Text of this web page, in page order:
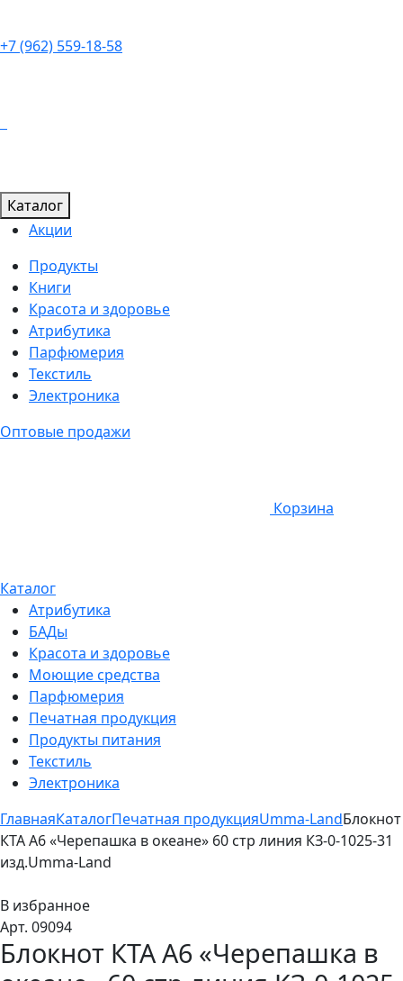
+7 (962) 559-18-58
Каталог
Акции
Продукты
Книги
Красота и здоровье
Атрибутика
Парфюмерия
Текстиль
Электроника
Оптовые продажи
Корзина
Каталог
Атрибутика
БАДы
Красота и здоровье
Моющие средства
Парфюмерия
Печатная продукция
Продукты питания
Текстиль
Электроника
ГлавнаяКаталогПечатная продукцияUmma-LandБлокнот
КТА А6 «Черепашка в океане» 60 стр линия КЗ-0-1025-31
изд.Umma-Land
В избранное
Арт. 09094
Блокнот КТА А6 «Черепашка в